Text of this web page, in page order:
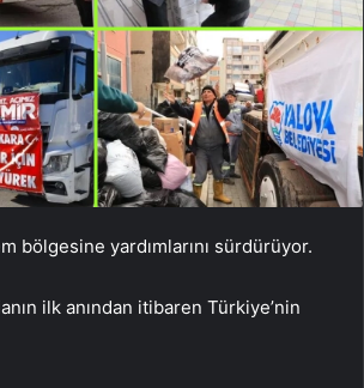
bölgesine yardımlarını sürdürüyor.
ilk anından itibaren Türkiye’nin